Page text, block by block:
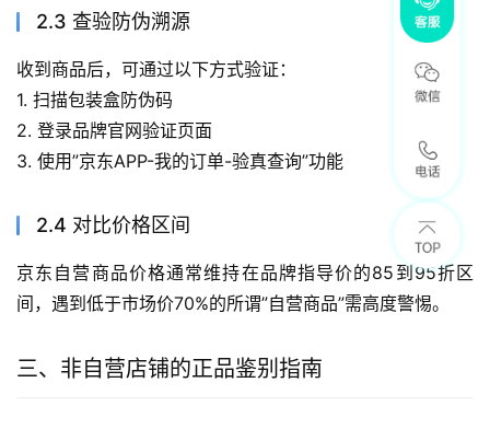
2.3 查验防伪溯源
收到商品后，可通过以下方式验证：
1. 扫描包装盒防伪码
2. 登录品牌官网验证页面
3. 使用”京东APP-我的订单-验真查询”功能
2.4 对比价格区间
京东自营商品价格通常维持在品牌指导价的85到95折区
间，遇到低于市场价70%的所谓”自营商品”需高度警惕。
三、非自营店铺的正品鉴别指南